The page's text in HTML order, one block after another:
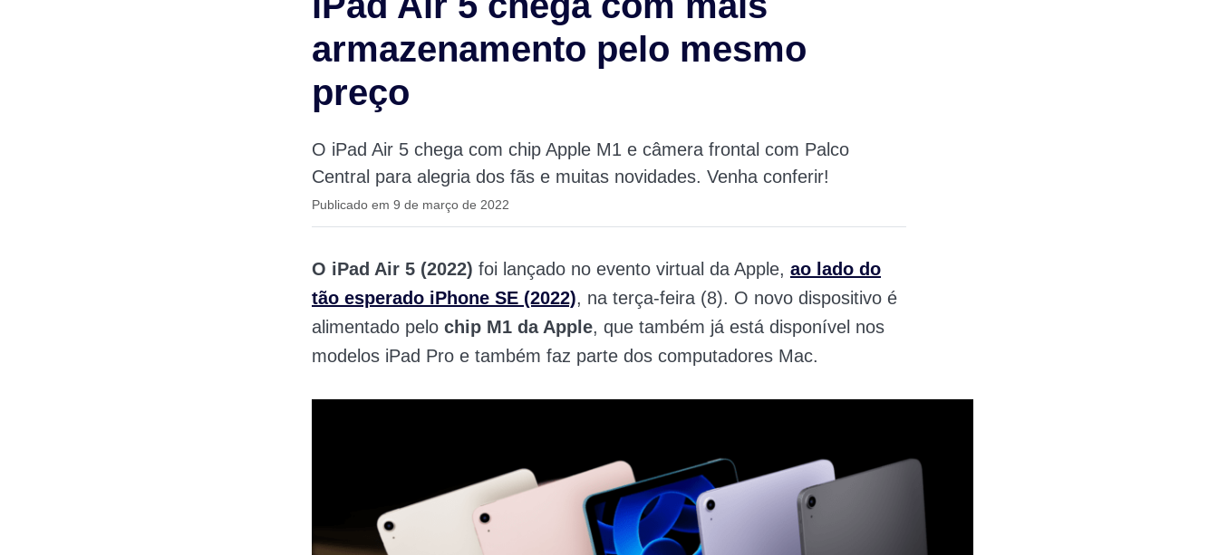
armazenamento pelo mesmo
preço
O iPad Air 5 chega com chip Apple M1 e câmera frontal com Palco
Central para alegria dos fãs e muitas novidades. Venha conferir!
Publicado em 9 de março de 2022
O iPad Air 5 (2022) foi lançado no evento virtual da Apple, ao lado do
tão esperado iPhone SE (2022), na terça-feira (8). O novo dispositivo é
alimentado pelo chip M1 da Apple, que também já está disponível nos
modelos iPad Pro e também faz parte dos computadores Mac.